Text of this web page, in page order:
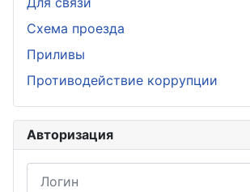
Схема проезда
Приливы
Противодействие коррупции
Авторизация